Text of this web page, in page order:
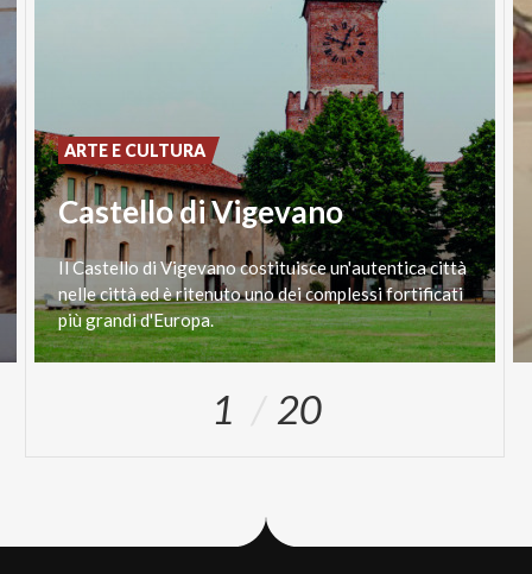
Castello di Vigevano
Il Castello di Vigevano costituisce un'autentica città
nelle città ed è ritenuto uno dei complessi fortificati
più grandi d'Europa.
ARTE E CULTURA
1 20